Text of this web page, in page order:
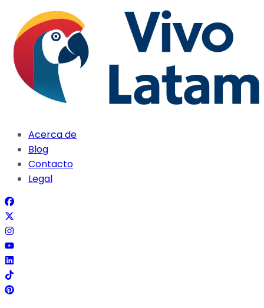
Acerca de
Blog
Contacto
Legal